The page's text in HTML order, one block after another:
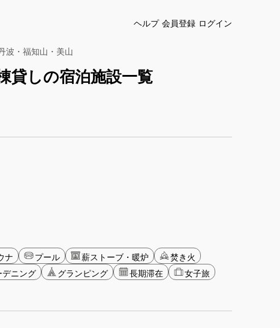
ヘルプ 会員登録 ログイン
波・福知山・美山
貸しの宿泊施設一覧
ナ プール 薪ストーブ・暖炉
焚き火
デニング グランピング 長期滞在
女子旅